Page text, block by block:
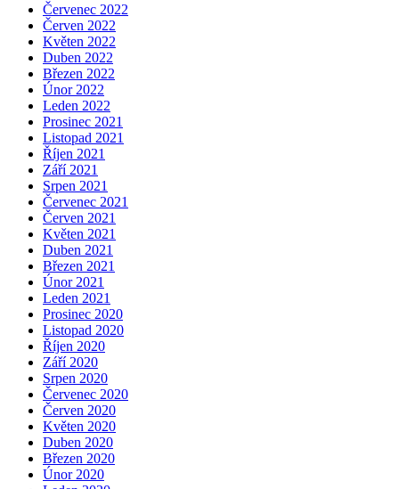
Červenec 2022
Červen 2022
Květen 2022
Duben 2022
Březen 2022
Únor 2022
Leden 2022
Prosinec 2021
Listopad 2021
Říjen 2021
Září 2021
Srpen 2021
Červenec 2021
Červen 2021
Květen 2021
Duben 2021
Březen 2021
Únor 2021
Leden 2021
Prosinec 2020
Listopad 2020
Říjen 2020
Září 2020
Srpen 2020
Červenec 2020
Červen 2020
Květen 2020
Duben 2020
Březen 2020
Únor 2020